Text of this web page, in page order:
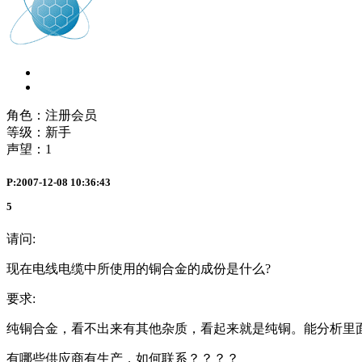
角色：注册会员
等级：新手
声望： 1
P:2007-12-08 10:36:43
5
请问:
现在电线电缆中所使用的铜合金的成份是什么?
要求:
纯铜合金，看不出来有其他杂质，看起来就是纯铜。能分析里
有哪些供应商有生产，如何联系？？？？